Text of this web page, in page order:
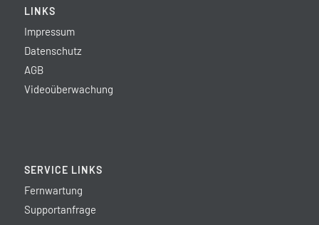
LINKS
Impressum
Datenschutz
AGB
Videoüberwachung
SERVICE LINKS
Fernwartung
Supportanfrage